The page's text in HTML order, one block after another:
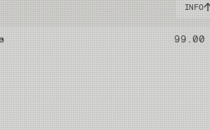
INFO
99.00